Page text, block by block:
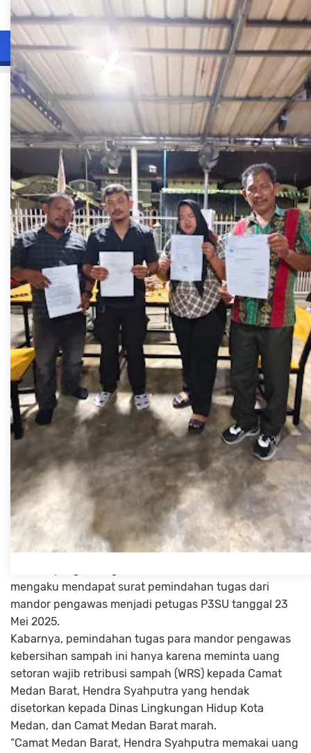
Terbaru Terpopuler Indeks
Home
Diduga Kuat Camat Medan
Barat Salahgunakan
Wewenangnya Untuk Lakukan
Pungli, Mandor Jadi Korban
Admin
Mei 29, 2025
MEDAN,. -Diduga Camat Medan Barat lakukan Pungli
dan menyalahgunakan wewenangnya dengan
memindah tugaskan Lima (5) Mandor Pengawas
Kebersihan Sampah.
Pasalnya mereka awalnya dipindah tugaskan secara
sepihak tanpa alasan jelas oleh Camat Medan Barat,
Hendra Syahputra, ST., MAP.
Diketahui bahwa mandor Pengawas kebersihan
sampah yang dipindah tugaskan menjadi petugas
P3SU ini antara lain adalah; Abdu Hasbi, Mandor
Pengawas Kebersihan Sampah di kelurahan Kesawan,
Kelurahan Karang Berombak, Rio Sutanja Nasution,
Kelurahan Sei Agul, Kusdian Pasaribu, Kelurahan
Gelugur Kota, Ridwan Marpaung, dan Kelurahan Silalas,
Sri Rahayu br. Siregar. Semua berada dibawah
Kecamatan Medan Barat.
Dari lima Mandor kebersihan sampah yang dipindah
tugaskan ini, empat mandor sampai mengadu ke
anggota DPRD Kota Medan, Antonius Tumanggor. Para
mengaku mendapat surat pemindahan tugas dari
mandor pengawas menjadi petugas P3SU tanggal 23
Mei 2025.
Kabarnya, pemindahan tugas para mandor pengawas
kebersihan sampah ini hanya karena meminta uang
setoran wajib retribusi sampah (WRS) kepada Camat
Medan Barat, Hendra Syahputra yang hendak
disetorkan kepada Dinas Lingkungan Hidup Kota
Medan, dan Camat Medan Barat marah.
“Camat Medan Barat, Hendra Syahputra memakai uang